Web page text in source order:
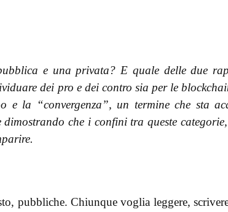
e una privata? E quale delle due
dei pro e dei contro sia per le
e la “convergenza”, un termine che sta
che i confini tra queste
pubbliche. Chiunque voglia leggere,